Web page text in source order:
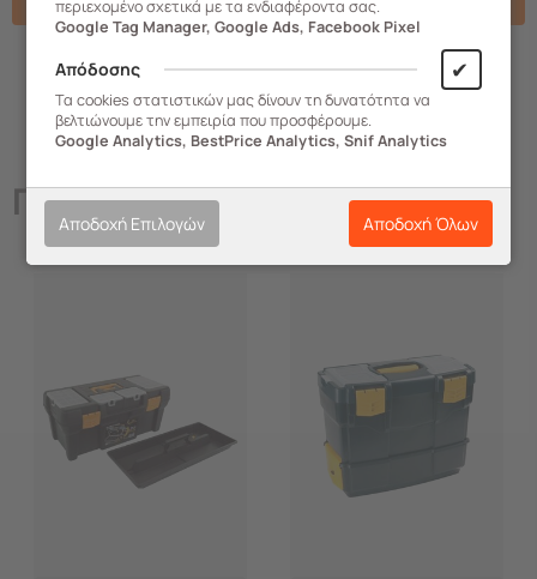
ΠαρόμοιαΠροϊόντα
περιεχομένο σχετικά με τα ενδιαφέροντα σας.
Google Tag Manager, Google Ads, Facebook Pixel
Απόδοσης ✔
Τα cookies στατιστικών μας δίνουν τη δυνατότητα να
βελτιώνουμε την εμπειρία που προσφέρουμε.
Google Analytics, BestPrice Analytics, Snif Analytics
Αποδοχή Επιλογών Αποδοχή Όλων